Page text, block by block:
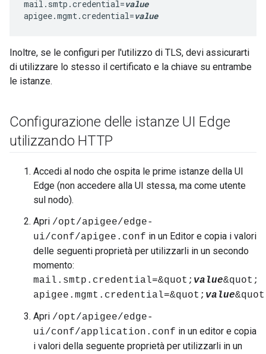
mail.smtp.credential=value
apigee.mgmt.credential=value
Inoltre, se le configuri per l'utilizzo di TLS, devi assicurarti
di utilizzare lo stesso il certificato e la chiave su entrambe
le istanze.
Configurazione delle istanze UI Edge
utilizzando HTTP
Accedi al nodo che ospita le prime istanze della UI
Edge (non accedere alla UI stessa, ma come utente
sul nodo).
Apri /opt/apigee/edge-
ui/conf/apigee.conf in un Editor e copia i valori
delle seguenti proprietà per utilizzarli in un secondo
momento:
mail.smtp.credential=&quot; value&quot;
apigee.mgmt.credential=&quot; value
Apri /opt/apigee/edge-
ui/conf/application.conf in un editor e copia
i valori della seguente proprietà per utilizzarli in un